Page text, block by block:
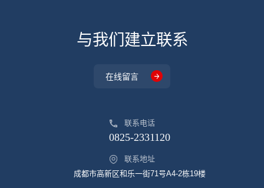
与我们建立联系
在线留言
联系电话
0825-2331120
联系地址
成都市高新区和乐一街71号A4-2栋19楼